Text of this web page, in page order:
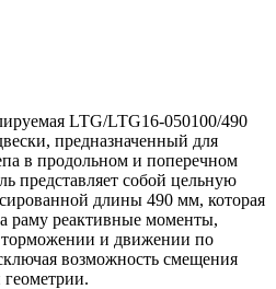
LTG/LTG16-050100/490
предназначенный для
в продольном и поперечном
представляет собой цельную
длины 490 мм, которая
раму реактивные моменты,
и движении по
возможность смещения
геометрии.